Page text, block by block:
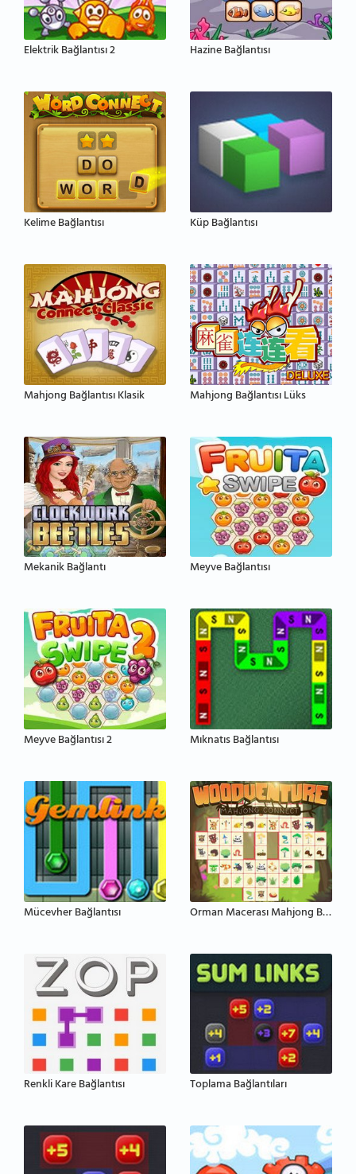
Elektrik Bağlantısı 2 Hazine Bağlantısı
Kelime Bağlantısı Küp Bağlantısı
Mahjong Bağlantısı Klasik Mahjong Bağlantısı Lüks
Mekanik Bağlantı Meyve Bağlantısı
Meyve Bağlantısı 2 Mıknatıs Bağlantısı
Mücevher Bağlantısı Orman Macerası Mahjong Bağlantısı
Renkli Kare Bağlantısı Toplama Bağlantıları